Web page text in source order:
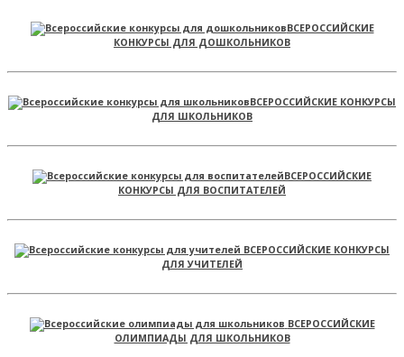
ВСЕРОССИЙСКИЕ
КОНКУРСЫ ДЛЯ ДОШКОЛЬНИКОВ
ВСЕРОССИЙСКИЕ КОНКУРСЫ
ДЛЯ ШКОЛЬНИКОВ
ВСЕРОССИЙСКИЕ
КОНКУРСЫ ДЛЯ ВОСПИТАТЕЛЕЙ
ВСЕРОССИЙСКИЕ КОНКУРСЫ
ДЛЯ УЧИТЕЛЕЙ
ВСЕРОССИЙСКИЕ
ОЛИМПИАДЫ ДЛЯ ШКОЛЬНИКОВ